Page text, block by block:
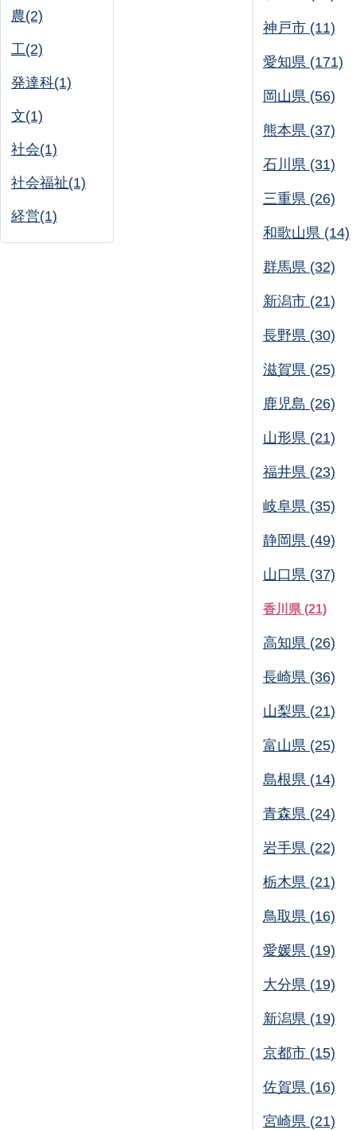
農(2)
工(2)
発達科(1)
文(1)
社会(1)
社会福祉(1)
経営(1)
神戸市 (11)
愛知県 (171)
岡山県 (56)
熊本県 (37)
石川県 (31)
三重県 (26)
和歌山県 (14)
群馬県 (32)
新潟市 (21)
長野県 (30)
滋賀県 (25)
鹿児島 (26)
山形県 (21)
福井県 (23)
岐阜県 (35)
静岡県 (49)
山口県 (37)
香川県 (21)
高知県 (26)
長崎県 (36)
山梨県 (21)
富山県 (25)
島根県 (14)
青森県 (24)
岩手県 (22)
栃木県 (21)
鳥取県 (16)
愛媛県 (19)
大分県 (19)
新潟県 (19)
京都市 (15)
佐賀県 (16)
宮崎県 (21)